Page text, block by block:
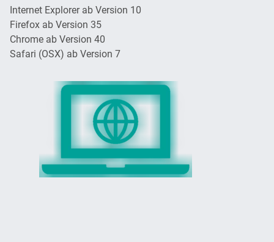
Internet Explorer ab Version 10
Firefox ab Version 35
Chrome ab Version 40
Safari (OSX) ab Version 7